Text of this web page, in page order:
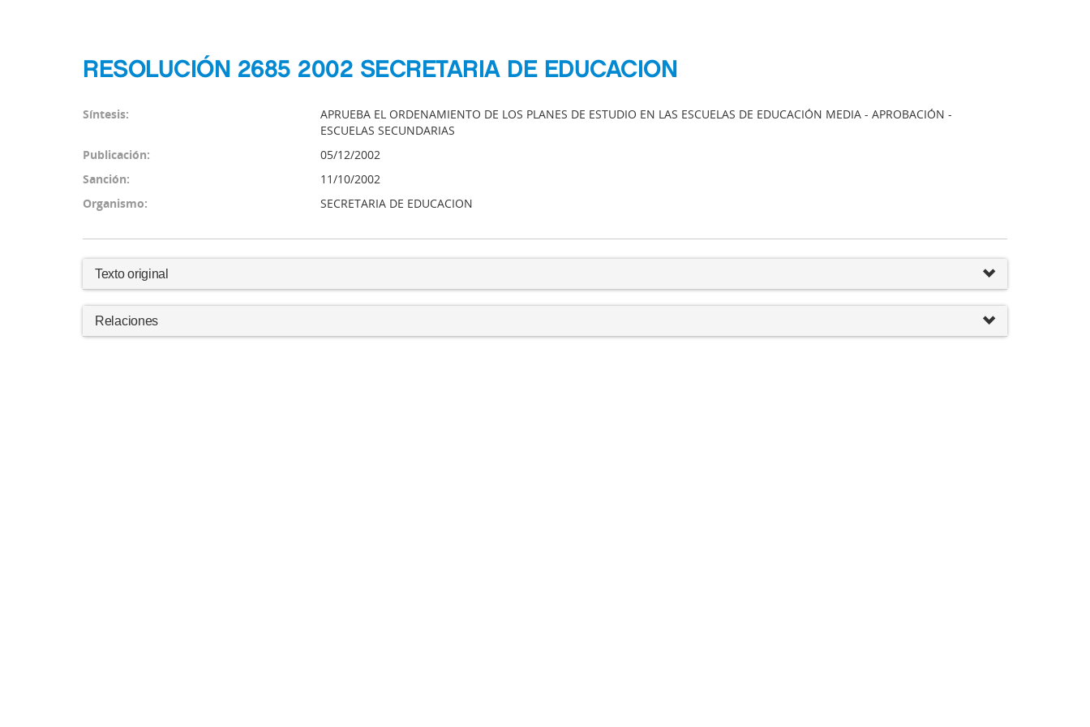
RESOLUCIÓN 2685 2002 SECRETARIA DE EDUCACION
Síntesis:
APRUEBA EL ORDENAMIENTO DE LOS PLANES DE ESTUDIO EN LAS ESCUELAS DE EDUCACIÓN MEDIA - APROBACIÓN -
ESCUELAS SECUNDARIAS
Publicación:
05/12/2002
Sanción:
11/10/2002
Organismo:
SECRETARIA DE EDUCACION
Texto original
Relaciones